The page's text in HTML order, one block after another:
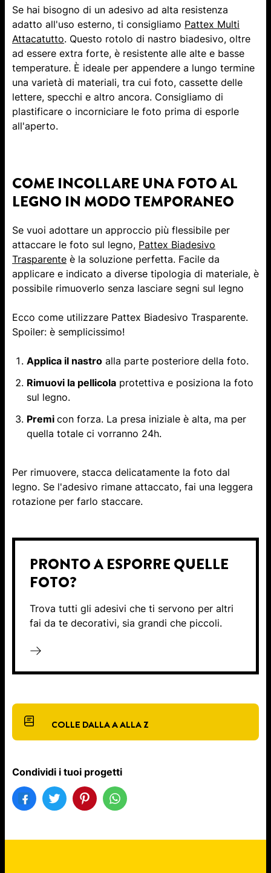
Se hai bisogno di un adesivo ad alta resistenza
adatto all'uso esterno, ti consigliamo Pattex Multi
Attacatutto. Questo rotolo di nastro biadesivo, oltre
ad essere extra forte, è resistente alle alte e basse
temperature. È ideale per appendere a lungo termine
una varietà di materiali, tra cui foto, cassette delle
lettere, specchi e altro ancora. Consigliamo di
plastificare o incorniciare le foto prima di esporle
all'aperto.
COME INCOLLARE UNA FOTO AL
LEGNO IN MODO TEMPORANEO
Se vuoi adottare un approccio più flessibile per
attaccare le foto sul legno, ​ Pattex Biadesivo
Trasparente è la soluzione perfetta. Facile da
applicare e indicato a diverse tipologia di materiale, è
possibile rimuoverlo senza lasciare segni sul legno
Ecco come utilizzare ​​Pattex Biadesivo Trasparente.
Spoiler: è semplicissimo!
Applica il nastro alla parte posteriore della foto.
Rimuovi la pellicola protettiva e posiziona la foto
sul legno.
Premi con forza. La presa iniziale è alta, ma per
quella totale ci vorranno 24h.
Per rimuovere, stacca delicatamente la foto dal
legno. Se l'adesivo rimane attaccato, fai una leggera
rotazione per farlo staccare.
PRONTO A ESPORRE QUELLE
FOTO?
Trova tutti gli adesivi che ti servono per altri
fai da te decorativi, sia grandi che piccoli.
COLLE DALLA A ALLA Z
Condividi i tuoi progetti